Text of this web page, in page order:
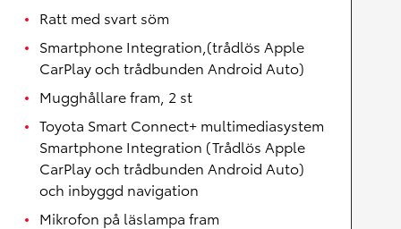
Ratt med svart söm
Smartphone Integration,(trådlös Apple
CarPlay och trådbunden Android Auto)
Mugghållare fram, 2 st
Toyota Smart Connect+ multimediasystem
Smartphone Integration (Trådlös Apple
CarPlay och trådbunden Android Auto)
och inbyggd navigation
Mikrofon på läslampa fram